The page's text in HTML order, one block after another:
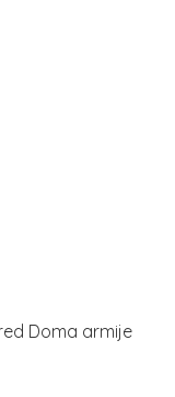
Doma armije